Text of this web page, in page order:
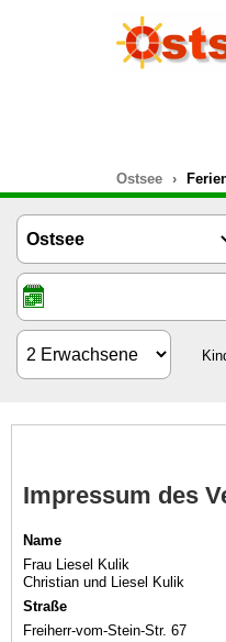
Ostsee
Impressum des
Name
Frau Liesel Kulik
Christian und Liesel Kulik
Straße
Freiherr-vom-Stein-Str. 67